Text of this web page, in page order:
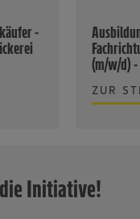
-
(m/w/d)
ZUR
Initiative!